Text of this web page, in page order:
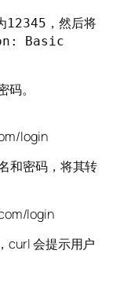
12345 ，然后将
Basic
。
login
和密码，将其转
login
curl 会提示用户